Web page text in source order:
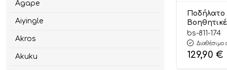
Agape
Aiyingle
Akros
Akuku
Ποδήλατο
Speedy
174 24m+,
bs-811-174
Διαθέσιμο
129,90 €